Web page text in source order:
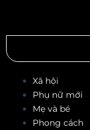
Xã hội
Phụ nữ mới
Mẹ và bé
Phong cách